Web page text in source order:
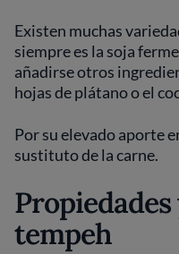
Existen muchas
siempre es la soja
añadirse otros
hojas de plátano o el
Por su elevado aporte
sustituto de la carne.
tempeh